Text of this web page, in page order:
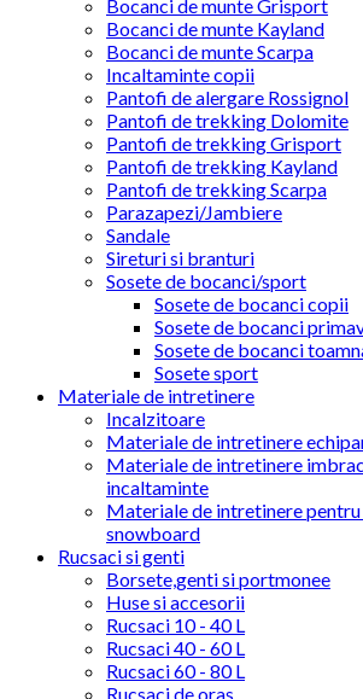
Bocanci de munte Grisport
Bocanci de munte Kayland
Bocanci de munte Scarpa
Incaltaminte copii
Pantofi de alergare Rossignol
Pantofi de trekking Dolomite
Pantofi de trekking Grisport
Pantofi de trekking Kayland
Pantofi de trekking Scarpa
Parazapezi/Jambiere
Sandale
Sireturi si branturi
Sosete de bocanci/sport
Sosete de bocanci copii
Sosete de bocanci
Sosete de bocanci
Sosete sport
Materiale de intretinere
Incalzitoare
Materiale de intretinere
Materiale de intretinere
incaltaminte
Materiale de intretinere pentru
snowboard
Rucsaci si genti
Borsete,genti si portmonee
Huse si accesorii
Rucsaci 10 - 40 L
Rucsaci 40 - 60 L
Rucsaci 60 - 80 L
Rucsaci de oras